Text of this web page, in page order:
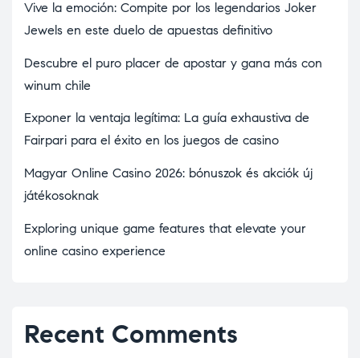
Vive la emoción: Compite por los legendarios Joker
Jewels en este duelo de apuestas definitivo
Descubre el puro placer de apostar y gana más con
winum chile
Exponer la ventaja legítima: La guía exhaustiva de
Fairpari para el éxito en los juegos de casino
Magyar Online Casino 2026: bónuszok és akciók új
játékosoknak
Exploring unique game features that elevate your
online casino experience
Recent Comments